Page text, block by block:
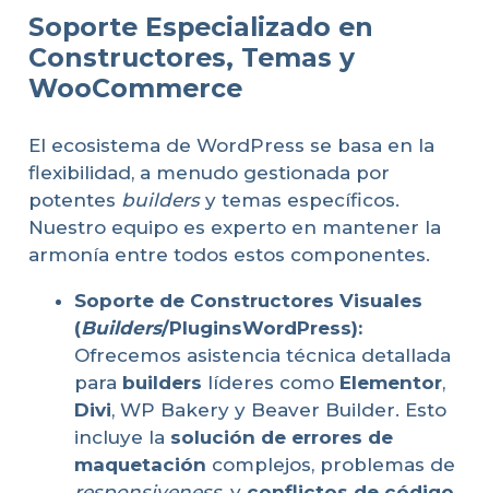
Soporte Especializado en
Constructores, Temas y
WooCommerce
El ecosistema de WordPress se basa en la
flexibilidad, a menudo gestionada por
potentes buildersy temas específicos.
Nuestro equipo es experto en mantener la
armonía entre todos estos componentes.
Soporte de Constructores Visuales
(Builders/PluginsWordPress):
Ofrecemos asistencia técnica detallada
para builders líderes como Elementor,
Divi, WP Bakery y Beaver Builder. Esto
incluye la solución de errores de
maquetación complejos, problemas de